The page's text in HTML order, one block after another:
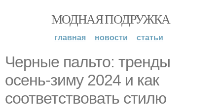
МОДНАЯ ПОДРУЖКА
главная новости статьи
Черные пальто: тренды
осень-зиму 2024 и как
соответствовать стилю